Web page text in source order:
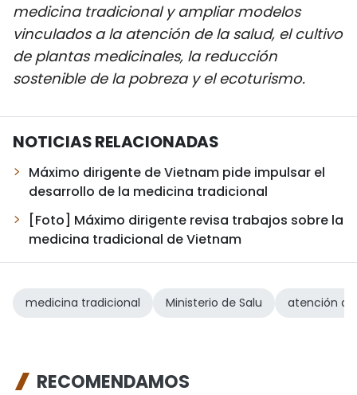
VIAJES
PUENTE DE AMISTAD
FOTOGRAFÍA
¿QUIÉNES SOMOS?
TIẾNG VIỆT
ENGLISH
中文
РУССКИЙ
medicina tradicional y ampliar modelos
vinculados a la atención de la salud, el cultivo
de plantas medicinales, la reducción
sostenible de la pobreza y el ecoturismo.
NOTICIAS RELACIONADAS
Máximo dirigente de Vietnam pide impulsar el
desarrollo de la medicina tradicional
[Foto] Máximo dirigente revisa trabajos sobre la
medicina tradicional de Vietnam
medicina tradicional Ministerio de Salu atención
RECOMENDAMOS